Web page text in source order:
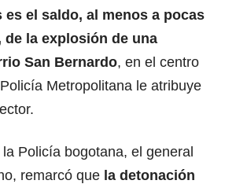
es el saldo, al menos a pocas
de la explosión de una
San Bernardo, en el centro
Metropolitana le atribuye
Policía bogotana, el general
, remarcó que la detonación